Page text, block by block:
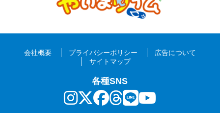
会社概要 プライバシーポリシー
広告について
サイトマップ
各種SNS